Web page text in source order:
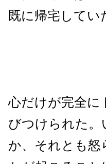
既に帰宅してい
心だけが完全に
びつけられた
か、それとも